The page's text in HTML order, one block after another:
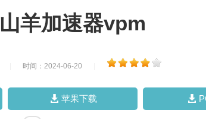
山羊加速器vpm
时间：2024-06-20
苹果下载